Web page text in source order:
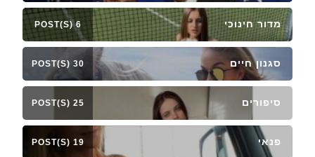
מדור חינוכי 6 POST(S)
סגנון חיים 30 POST(S)
סיפורים 25 POST(S)
פנאי 19 POST(S)